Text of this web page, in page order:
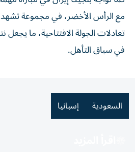
مع الرأس الأخضر، في مجموعة تشهد
تعادلات الجولة الافتتاحية، ما يجعل
في سباق التأهل.
السعودية إسبانيا